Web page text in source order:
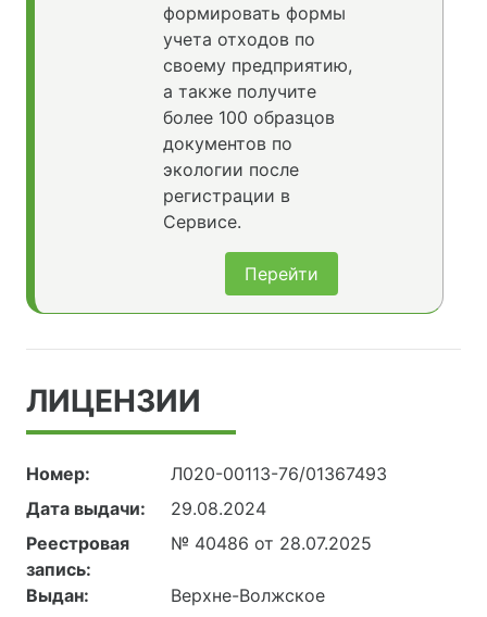
формировать формы
учета отходов по
своему предприятию,
а также получите
более 100 образцов
документов по
экологии после
регистрации в
Сервисе.
Перейти
ЛИЦЕНЗИИ
Номер:
Л020-00113-76/01367493
Дата выдачи:
29.08.2024
Реестровая
запись:
№ 40486 от 28.07.2025
Выдан:
Верхне-Волжское